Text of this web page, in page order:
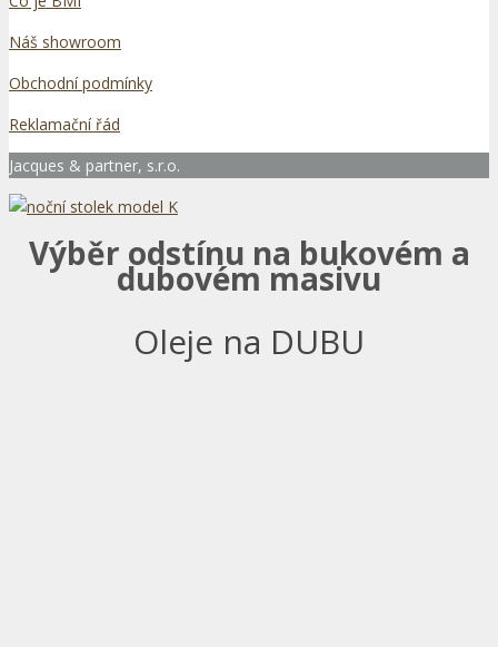
Náš showroom
Obchodní podmínky
Reklamační řád
Jacques & partner, s.r.o.
Výběr odstínu na bukovém a
dubovém masivu
Oleje na DUBU